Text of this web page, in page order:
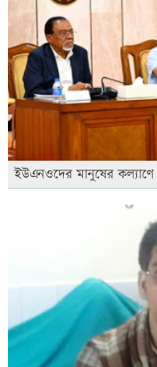
ইউএনওদের মানুষের কল্যাণে